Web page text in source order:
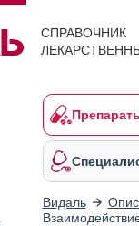
СПРАВОЧНИК
Видаль